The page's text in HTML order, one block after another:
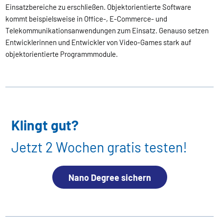
Einsatzbereiche zu erschließen. Objektorientierte Software
kommt beispielsweise in Office-, E-Commerce- und
Telekommunikationsanwendungen zum Einsatz. Genauso setzen
Entwicklerinnen und Entwickler von Video-Games stark auf
objektorientierte Programmmodule.
Klingt gut?
Jetzt 2 Wochen gratis testen!
Nano Degree sichern